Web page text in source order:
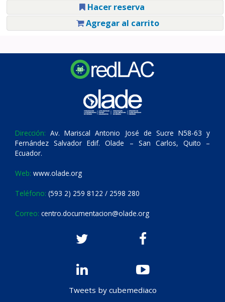
Hacer reserva
Agregar al carrito
Dirección: Av. Mariscal Antonio José de Sucre N58-63 y
Fernández Salvador Edif. Olade – San Carlos, Quito –
Ecuador.
Web: www.olade.org
Teléfono: (593 2) 259 8122 / 2598 280
Correo: centro.documentacion@olade.org
Tweets by cubemediaco